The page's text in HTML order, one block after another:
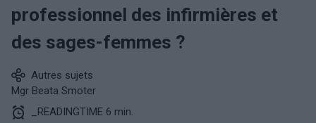
professionnel des infirmières et
des sages-femmes ?
Autres sujets
Mgr Beata Smoter
_READINGTIME 6 min.